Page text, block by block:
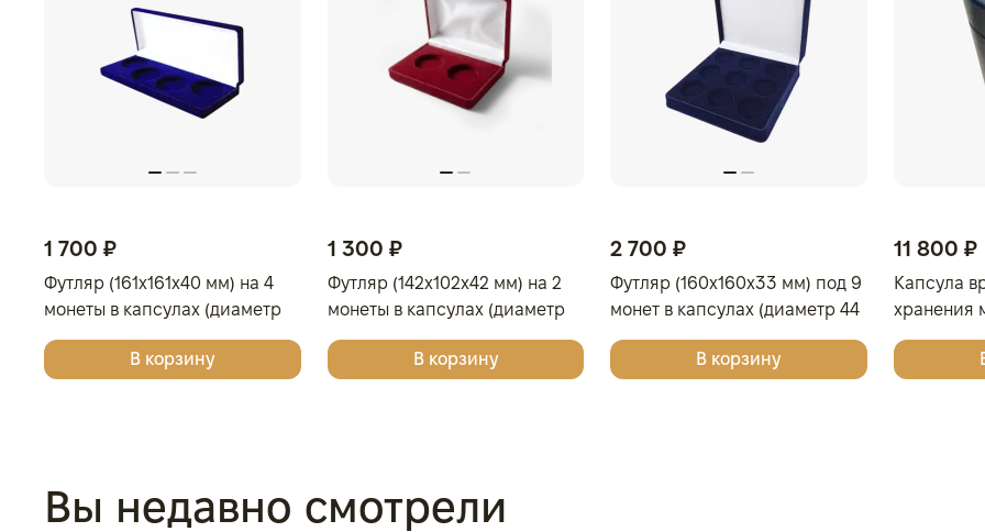
1 700 ₽
Футляр (161x161x40 мм) на 4
монеты в капсулах (диаметр
46 мм), светло-бордовый
В корзину
1 300 ₽
Футляр (142x102x42 мм) на 2
монеты в капсулах (диаметр
46 мм), светло-бордовый
В корзину
2 700 ₽
Футляр (160x160x33 мм) под 9
монет в капсулах (диаметр 44
мм), светло-бордовый
В корзину
11 800 ₽
Капсула
хранения
Вы недавно смотрели